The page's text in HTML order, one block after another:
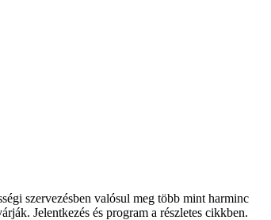
szervezésben valósul meg több mint harminc
Jelentkezés és program a részletes cikkben.